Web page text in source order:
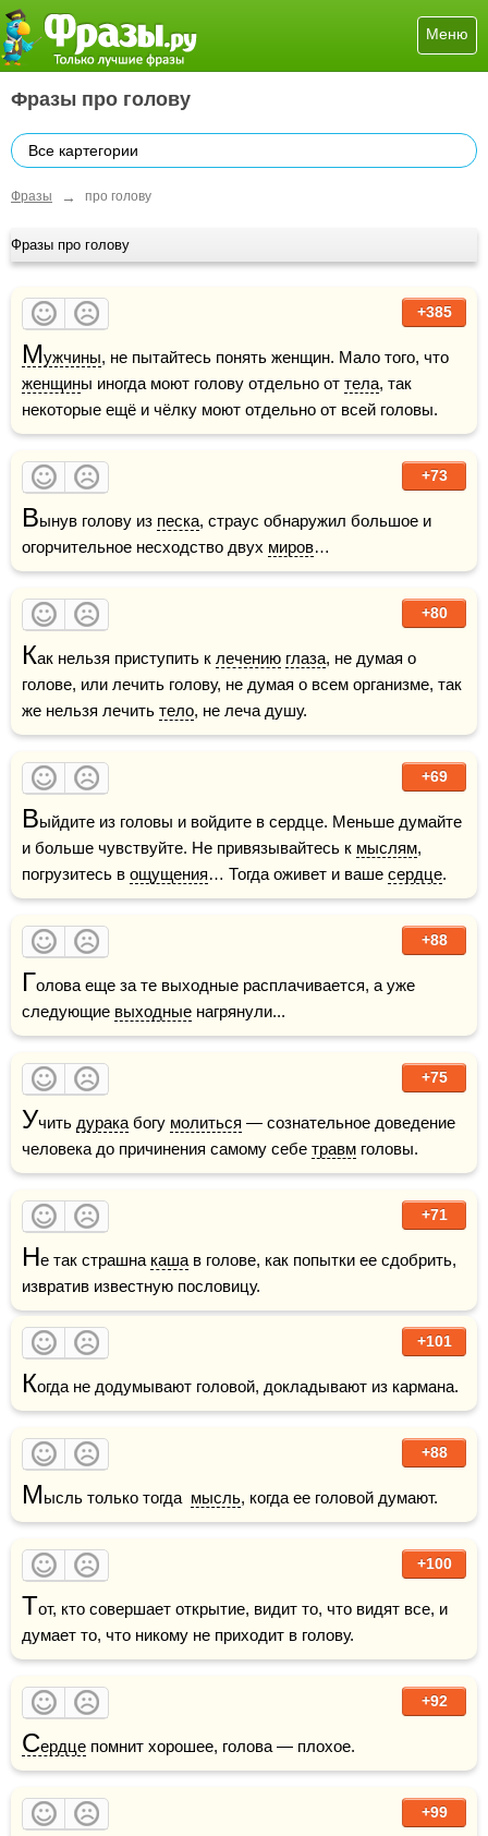
Меню
Фразы про голову
Все картегории
Фразы → про голову
Фразы про голову
+385
Мужчины
женщины иногда моют голову отдельно от тела, так
некоторые ещё и чёлку моют отдельно от всей головы.
+73
Вынув голову из песка, страус обнаружил большое и
огорчительное несходство двух миров…
+80
Как нельзя приступить к лечению глаза, не думая о
голове, или лечить голову, не думая о всем организме, так
же нельзя лечить тело, не леча душу.
+69
Выйдите из головы и войдите в сердце. Меньше думайте
и больше чувствуйте. Не привязывайтесь к мыслям,
погрузитесь в ощущения… Тогда оживет и ваше сердце.
+88
Голова еще за те выходные расплачивается, а уже
следующие выходные нагрянули...
+75
Учить дурака богу молиться — сознательное доведение
человека до причинения самому себе травм головы.
+71
Не так страшна каша в голове, как попытки ее сдобрить,
извратив известную пословицу.
+101
Когда не додумывают головой, докладывают из кармана.
+88
Мысль только тогда мысль, когда ее головой думают.
+100
Тот, кто совершает открытие, видит то, что видят все, и
думает то, что никому не приходит в голову.
+92
Сердце помнит хорошее, голова — плохое.
+99